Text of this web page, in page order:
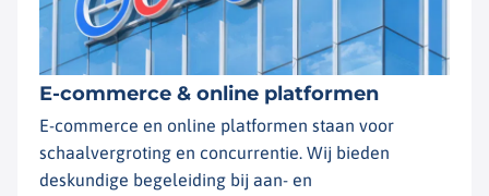
E-commerce & online platformen
E-commerce en online platformen staan voor
schaalvergroting en concurrentie. Wij bieden
deskundige begeleiding bij aan- en